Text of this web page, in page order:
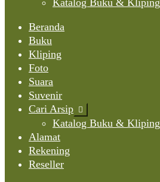
Katalog Buku & Kliping
Beranda
Buku
Kliping
Foto
Suara
Suvenir
Cari Arsip Expand
child
menu
Katalog Buku & Kliping
Alamat
Rekening
Reseller